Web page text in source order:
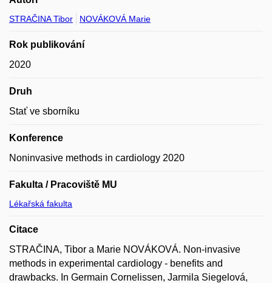
STRAČINA Tibor NOVÁKOVÁ Marie
Rok publikování
2020
Druh
Stať ve sborníku
Konference
Noninvasive methods in cardiology 2020
Fakulta / Pracoviště MU
Lékařská fakulta
Citace
STRAČINA, Tibor a Marie NOVÁKOVÁ. Non-invasive
methods in experimental cardiology - benefits and
drawbacks. In Germain Cornelissen, Jarmila Siegelová,